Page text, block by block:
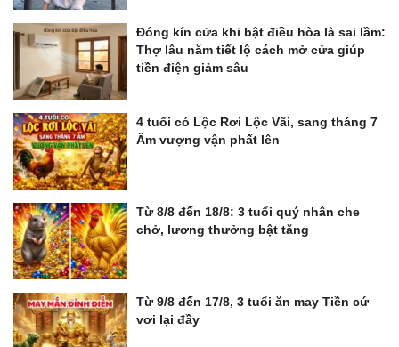
Đóng kín cửa khi bật điều hòa là sai lầm:
Thợ lâu năm tiết lộ cách mở cửa giúp
tiền điện giảm sâu
4 tuổi có Lộc Rơi Lộc Vãi, sang tháng 7
Âm vượng vận phất lên
Từ 8/8 đến 18/8: 3 tuổi quý nhân che
chở, lương thưởng bật tăng
Từ 9/8 đến 17/8, 3 tuổi ăn may Tiền cứ
vơi lại đầy